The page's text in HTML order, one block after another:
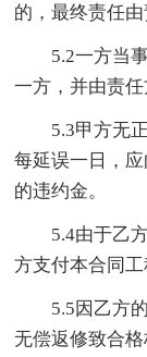
的，最终责任由
5.2一方当事
一方，并由责任
5.3甲方无正
每延误一日，应
的违约金。
5.4由于乙方
方支付本合同工
5.5因乙方的
无偿返修致合